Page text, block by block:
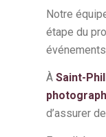
Notre
étape du
À Saint-
d’assurer